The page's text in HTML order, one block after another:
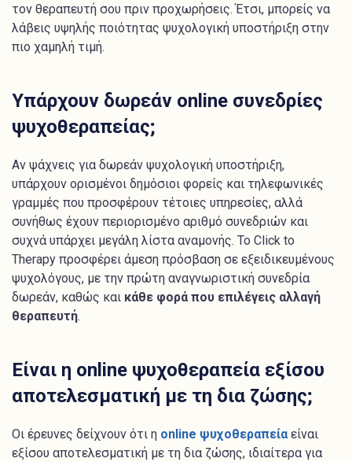
τον θεραπευτή σου πριν προχωρήσεις. Έτσι, μπορείς να
λάβεις υψηλής ποιότητας ψυχολογική υποστήριξη στην
πιο χαμηλή τιμή.
Υπάρχουν δωρεάν online συνεδρίες
ψυχοθεραπείας;
Αν ψάχνεις για δωρεάν ψυχολογική υποστήριξη,
υπάρχουν ορισμένοι δημόσιοι φορείς και τηλεφωνικές
γραμμές που προσφέρουν τέτοιες υπηρεσίες, αλλά
συνήθως έχουν περιορισμένο αριθμό συνεδριών και
συχνά υπάρχει μεγάλη λίστα αναμονής. Το Click to
Therapy προσφέρει άμεση πρόσβαση σε εξειδικευμένους
ψυχολόγους, με την πρώτη αναγνωριστική συνεδρία
δωρεάν, καθώς και κάθε φορά που επιλέγεις αλλαγή
θεραπευτή.
Είναι η online ψυχοθεραπεία εξίσου
αποτελεσματική με τη δια ζώσης;
Οι έρευνες δείχνουν ότι η online ψυχοθεραπείαείναι
εξίσου αποτελεσματική με τη δια ζώσης, ιδιαίτερα για